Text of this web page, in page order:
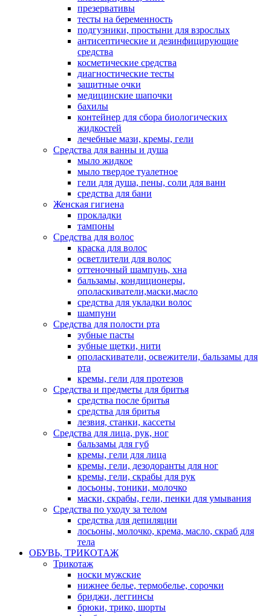
презервативы
тесты на беременность
подгузники, простыни для взрослых
антисептические и дезинфицирующие
средства
косметические средства
диагностические тесты
защитные очки
медицинские шапочки
бахилы
контейнер для сбора биологических
жидкостей
лечебные мази, кремы, гели
Средства для ванны и душа
мыло жидкое
мыло твердое туалетное
гели для душа, пены, соли для ванн
средства для бани
Женская гигиена
прокладки
тампоны
Средства для волос
краска для волос
осветлители для волос
оттеночный шампунь, хна
бальзамы, кондиционеры,
ополаскиватели,маски,масло
средства для укладки волос
шампуни
Средства для полости рта
зубные пасты
зубные щетки, нити
ополаскиватели, освежители, бальзамы для
рта
кремы, гели для протезов
Средства и предметы для бритья
средства после бритья
средства для бритья
лезвия, станки, кассеты
Средства для лица, рук, ног
бальзамы для губ
кремы, гели для лица
кремы, гели, дезодоранты для ног
кремы, гели, скрабы для рук
лосьоны, тоники, молочко
маски, скрабы, гели, пенки для умывания
Средства по уходу за телом
средства для депиляции
лосьоны, молочко, крема, масло, скраб для
тела
ОБУВЬ, ТРИКОТАЖ
Трикотаж
носки мужские
нижнее белье, термобелье, сорочки
бриджи, леггинсы
брюки, трико, шорты